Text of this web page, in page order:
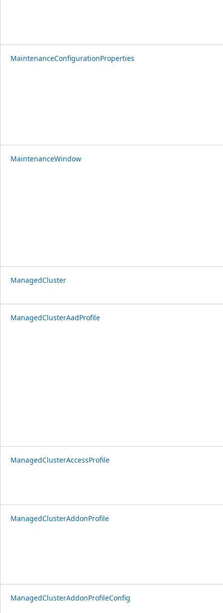
MaintenanceConfigurationProperties
MaintenanceWindow
ManagedCluster
ManagedClusterAadProfile
ManagedClusterAccessProfile
ManagedClusterAddonProfile
ManagedClusterAddonProfileConfig